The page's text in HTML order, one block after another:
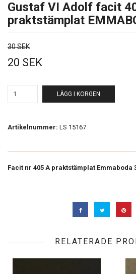
Gustaf VI Adolf facit
praktstämplat
30 SEK
20 SEK
LÄGG I KORGEN
Artikelnummer: LS 15167
Facit nr 405 A praktstämplat Emmaboda
RELATERADE